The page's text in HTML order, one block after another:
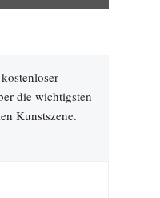
die wichtigsten
Kunstszene.